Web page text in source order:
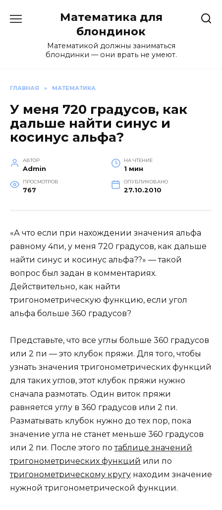
Математика для
блондинок
Математикой должны заниматься
блондинки — они врать не умеют.
ГЛАВНАЯ » МАТЕМАТИКА
У меня 720 градусов, как
дальше найти синус и
косинус альфа?
АВТОР
Admin
НА ЧТЕНИЕ
1 мин
ПРОСМОТРОВ
767
ОПУБЛИКОВАНО
27.10.2010
«А что если при нахождении значения альфа
равному 4пи, у меня 720 градусов, как дальше
найти синус и косинус альфа??» — такой
вопрос был задан в комментариях.
Действительно, как найти
тригонометрическую функцию, если угол
альфа больше 360 градусов?
Представьте, что все углы больше 360 градусов
или 2 пи — это клубок пряжи. Для того, чтобы
узнать значения тригонометрических функций
для таких углов, этот клубок пряжи нужно
сначала размотать. Один виток пряжи
равняется углу в 360 градусов или 2 пи.
Разматывать клубок нужно до тех пор, пока
значение угла не станет меньше 360 градусов
или 2 пи. После этого потаблице значений
тригонометрических функций или по
тригонометрическому кругу находим значение
нужной тригонометрической функции.